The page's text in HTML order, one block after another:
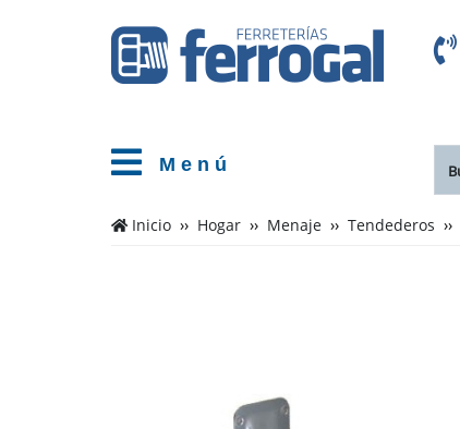
M e n ú
Inicio Hogar Menaje Tendederos